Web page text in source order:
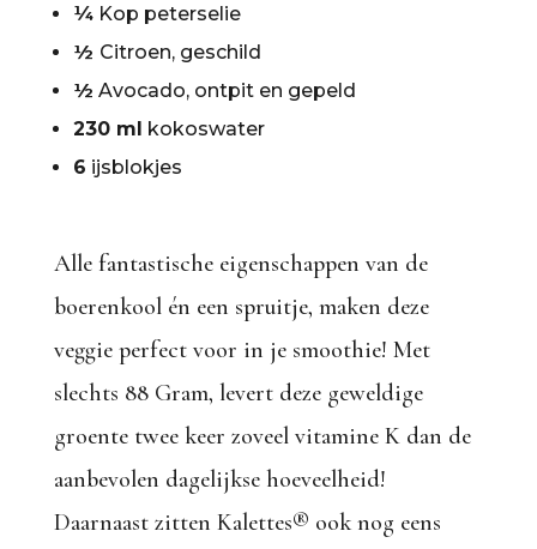
¼Kop peterselie
½ Citroen, geschild
½ Avocado, ontpit en gepeld
230 ml kokoswater
6 ijsblokjes
Alle fantastische eigenschappen van de
boerenkool én een spruitje, maken deze
veggie perfect voor in je smoothie! Met
slechts 88 Gram, levert deze geweldige
groente twee keer zoveel vitamine K dan de
aanbevolen dagelijkse hoeveelheid!
Daarnaast zitten Kalettes® ook nog eens